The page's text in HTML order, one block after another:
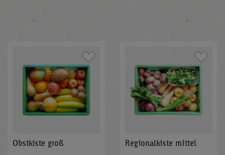
Obstkiste groß Regionalkiste mittel